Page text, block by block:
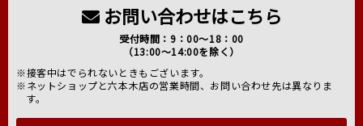
お問い合わせはこちら
受付時間：9：00～18：00
（13:00～14:00を除く）
※接客中はでられないときもございます。
※ネットショップと六本木店の営業時間、お問い合わせ先は異なりま
す。